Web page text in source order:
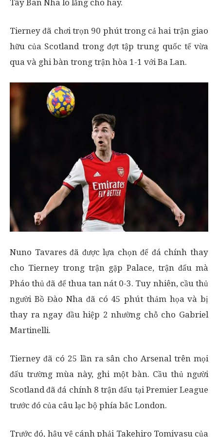
Tây Ban Nha lo lắng cho hay.
Tierney đã chơi trọn 90 phút trong cả hai trận giao
hữu của Scotland trong đợt tập trung quốc tế vừa
qua và ghi bàn trong trận hòa 1-1 với Ba Lan.
Nuno Tavares đã được lựa chọn để đá chính thay
cho Tierney trong trận gặp Palace, trận đấu mà
Pháo thủ đã để thua tan nát 0-3. Tuy nhiên, cầu thủ
người Bồ Đào Nha đã có 45 phút thảm họa và bị
thay ra ngay đầu hiệp 2 nhường chỗ cho Gabriel
Martinelli.
Tierney đã có 25 lần ra sân cho Arsenal trên mọi
đấu trường mùa này, ghi một bàn. Cầu thủ người
Scotland đã đá chính 8 trận đấu tại Premier League
trước đó của câu lạc bộ phía bắc London.
Trước đó, hậu vệ cánh phải Takehiro Tomiyasu của